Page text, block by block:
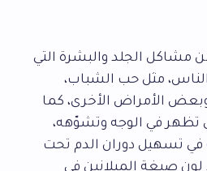
مشاكل الجلد والبشرة التي
مثل حب الشباب،
الأمراض الأخرى، كما
تظهر في الوجه وتشوّهه،
في تسهيل دوران الدم تحت
صبغة الميلانين في